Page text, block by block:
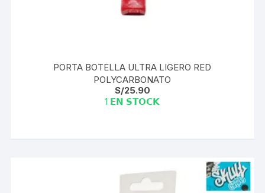
PORTA BOTELLA ULTRA LIGERO RED
POLYCARBONATO
S/25.90
1 𝗘𝗡 𝗦𝗧𝗢𝗖𝗞